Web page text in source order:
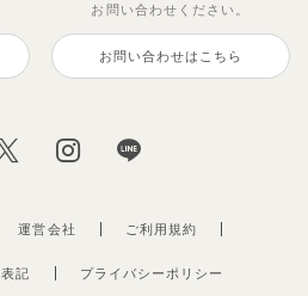
お問い合わせください。
お問い合わせはこちら
運営会社
記 プライバシーポリシー
ご利用規約